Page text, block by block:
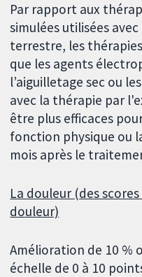
Par rapport aux
simulées utilisées
terrestre, les
que les agents
l’aiguilletage sec ou
avec la thérapie par
être plus efficaces
fonction physique ou
mois après le
La douleur (des
douleur)
Amélioration de 10 %
échelle de 0 à 10